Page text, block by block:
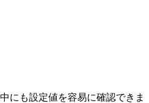
にも設定値を容易に確認できま